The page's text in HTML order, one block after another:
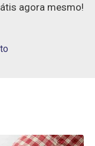
agora mesmo!